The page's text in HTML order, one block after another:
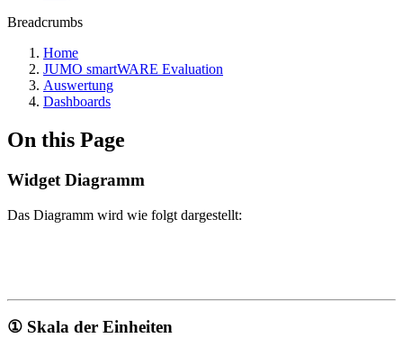
Breadcrumbs
Home
JUMO smartWARE Evaluation
Auswertung
Dashboards
On this Page
Widget Diagramm
Das Diagramm wird wie folgt dargestellt:
① Skala der Einheiten